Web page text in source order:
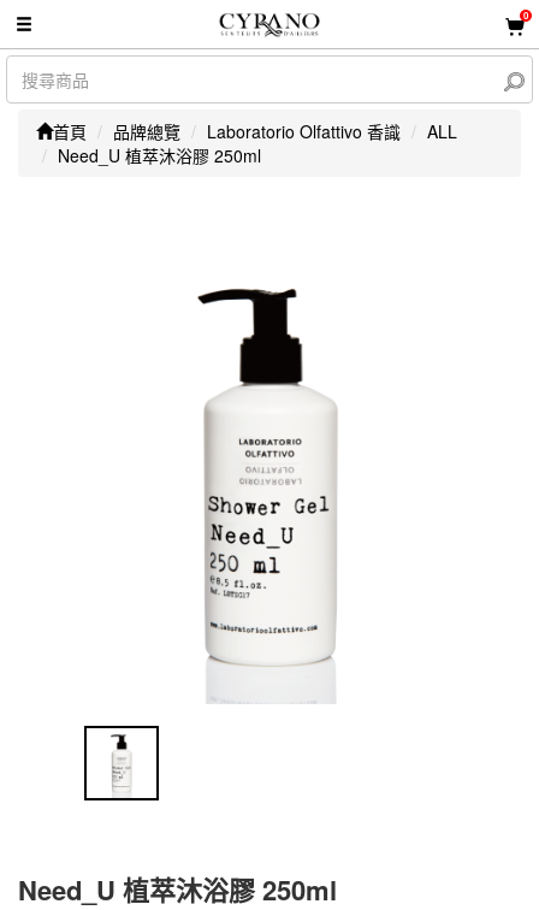
0
首頁 品牌總覽 Laboratorio Olfattivo 香識
ALL
Need_U 植萃沐浴膠 250ml
Need_U 植萃沐浴膠 250ml